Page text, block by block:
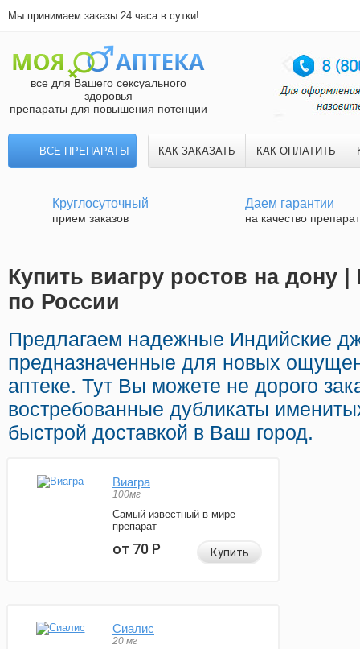
Мы принимаем заказы 24 часа в сутки!
все для Вашего сексуального
здоровья
препараты для повышения потенции
ВСЕ ПРЕПАРАТЫ КАК ЗАКАЗАТЬ КАК ОПЛАТИТЬ
Круглосуточный
прием заказов
Даем гарантии
на качество
Купить виагру ростов на дону
по России
Предлагаем надежные Индийские
предназначенные для новых
аптеке. Тут Вы можете не дорого
востребованные дубликаты
быстрой доставкой в Ваш город.
Виагра
100мг
Самый известный в мире
препарат
от 70Р Купить
Сиалис
20 мг